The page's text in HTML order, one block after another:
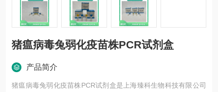
猪瘟病毒兔弱化疫苗株PCR试剂盒
产品简介
猪瘟病毒兔弱化疫苗株PCR试剂盒是上海臻科生物科技有限公司